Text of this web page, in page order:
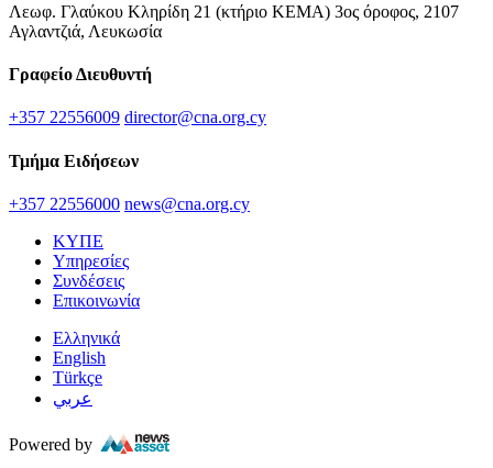
Λεωφ. Γλαύκου Κληρίδη 21 (κτήριο ΚΕΜΑ) 3ος όροφος, 2107
Αγλαντζιά, Λευκωσία
Γραφείο Διευθυντή
+357 22556009 director@cna.org.cy
Τμήμα Ειδήσεων
+357 22556000 news@cna.org.cy
ΚΥΠΕ
Υπηρεσίες
Συνδέσεις
Επικοινωνία
Ελληνικά
English
Türkçe
عربي
Powered by